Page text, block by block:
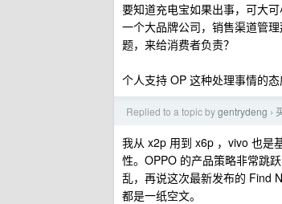
要知道充电宝如果出事，可大可
一个大品牌公司，销售渠道管
题，来给消费者负责？
个人支持 OP 这种处理事情的
Replied to a topic bygentrydeng ›
我从 x2p 用到 x6p ，vivo 也是
性。OPPO 的产品策略非常跳
乱，再说这次最新发布的 Find
都是一纸空文。